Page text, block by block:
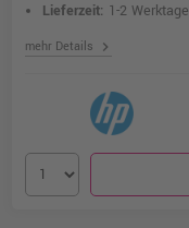
Lieferzeit: 1-2 Werktage
mehr Details chevron_right